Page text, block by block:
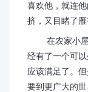
喜欢他，就连
挤，又目睹了
在农家小屋
经有了一个可以
应该满足了。
要到更广大的世